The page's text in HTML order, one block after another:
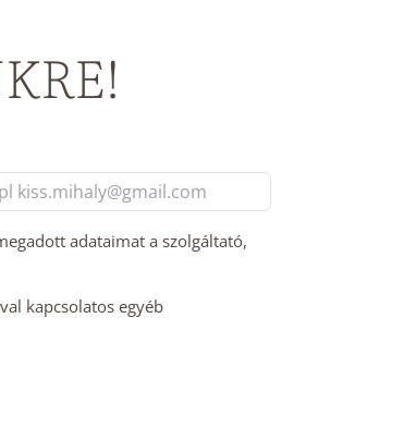
adataimat a szolgáltató,
kapcsolatos egyéb